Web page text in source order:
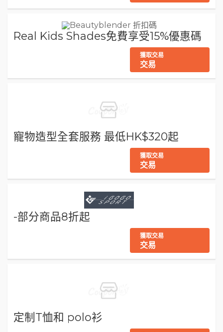
Real Kids Shades免費享受15%優惠碼
獲取交易
交易
寵物造型全套服務 最低HK$320起
獲取交易
交易
-部分商品8折起
獲取交易
交易
定制T恤和 polo衫